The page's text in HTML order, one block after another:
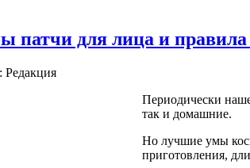
патчи для лица и правила
Редакция
Периодически
так и домашние.
Но лучшие умы
приготовления,